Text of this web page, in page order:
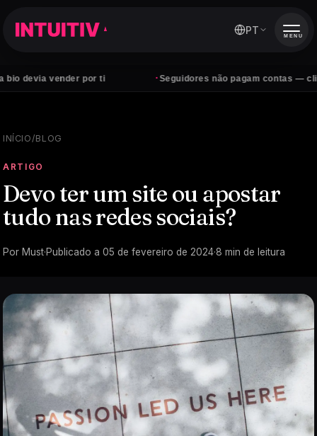
vender por ti Seguidores não pagam contas — clientes sim
PT MENU
INÍCIO/BLOG
ARTIGO
Devo ter um site ou apostar
tudo nas redes sociais?
Por Must·Publicado a 05 de fevereiro de 2024·8 min de leitura